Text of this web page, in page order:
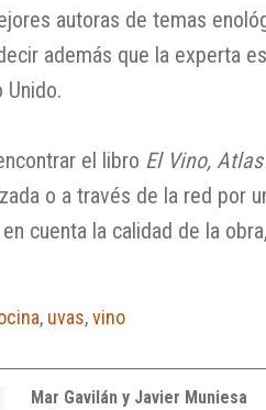
autoras de temas
además que la experta
Unido.
el libro El Vino,
o a través de la red por
cuenta la calidad de la
, uvas,vino
Mar Gavilán y Javier Muniesa